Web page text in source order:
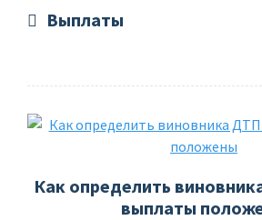
Выплаты
Как определить
выплаты